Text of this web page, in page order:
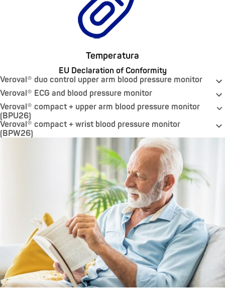
Temperatura
EU Declaration of Conformity
Veroval® duo control upper arm blood pressure monitor
Veroval® ECG and blood pressure monitor
Veroval® compact + upper arm blood pressure monitor
(BPU26)
Veroval® compact + wrist blood pressure monitor
(BPW26)